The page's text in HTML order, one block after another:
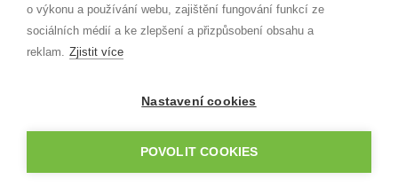
o výkonu a používání webu, zajištění fungování funkcí ze
sociálních médií a ke zlepšení a přizpůsobení obsahu a
reklam. Zjistit více
Nastavení cookies
POVOLIT COOKIES
největší význam v diagnostice a
sledování vrozeného deficitu
hyperplasie. Odběr se provádí
novorozenců 4-7 event. 2. den